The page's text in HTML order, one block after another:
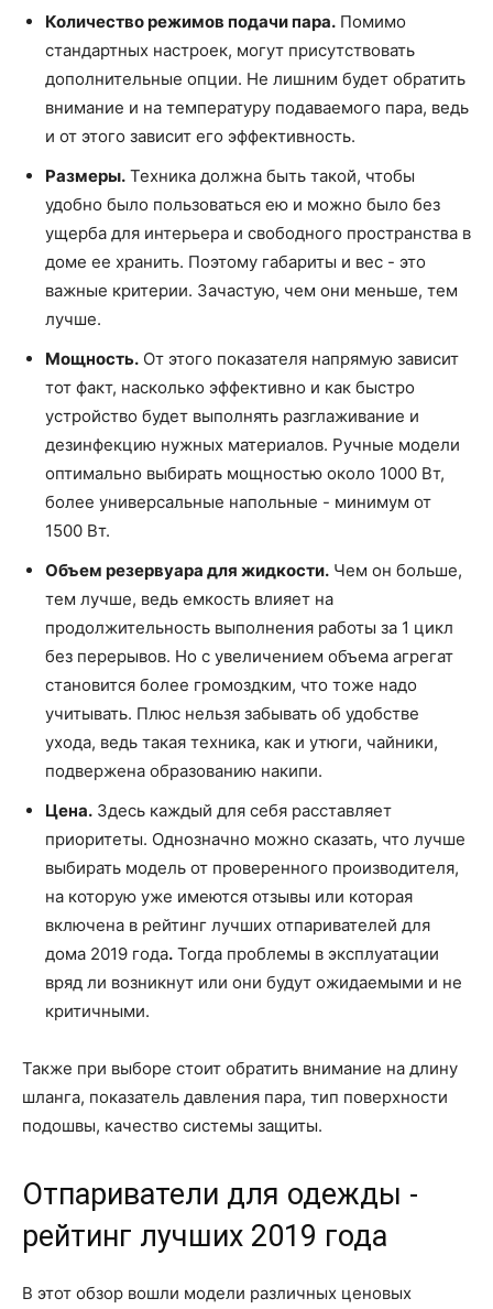
Количество режимов подачи пара. Помимо
стандартных настроек, могут присутствовать
дополнительные опции. Не лишним будет обратить
внимание и на температуру подаваемого пара, ведь
и от этого зависит его эффективность.
Размеры. Техника должна быть такой, чтобы
удобно было пользоваться ею и можно было без
ущерба для интерьера и свободного пространства в
доме ее хранить. Поэтому габариты и вес - это
важные критерии. Зачастую, чем они меньше, тем
лучше.
Мощность. От этого показателя напрямую зависит
тот факт, насколько эффективно и как быстро
устройство будет выполнять разглаживание и
дезинфекцию нужных материалов. Ручные модели
оптимально выбирать мощностью около 1000 Вт,
более универсальные напольные - минимум от
1500 Вт.
Объем резервуара для жидкости. Чем он больше,
тем лучше, ведь емкость влияет на
продолжительность выполнения работы за 1 цикл
без перерывов. Но с увеличением объема агрегат
становится более громоздким, что тоже надо
учитывать. Плюс нельзя забывать об удобстве
ухода, ведь такая техника, как и утюги, чайники,
подвержена образованию накипи.
Цена. Здесь каждый для себя расставляет
приоритеты. Однозначно можно сказать, что лучше
выбирать модель от проверенного производителя,
на которую уже имеются отзывы или которая
включена в рейтинг лучших отпаривателей для
дома 2019 года. Тогда проблемы в эксплуатации
вряд ли возникнут или они будут ожидаемыми и не
критичными.
Также при выборе стоит обратить внимание на длину
шланга, показатель давления пара, тип поверхности
подошвы, качество системы защиты.
Отпариватели для одежды -
рейтинг лучших 2019 года
В этот обзор вошли модели различных ценовых